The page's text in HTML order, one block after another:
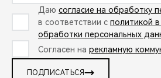
Даю согласие на обработку
в соответствии с политикой
обработки персональных
Согласен на рекламную
ПОДПИСАТЬСЯ